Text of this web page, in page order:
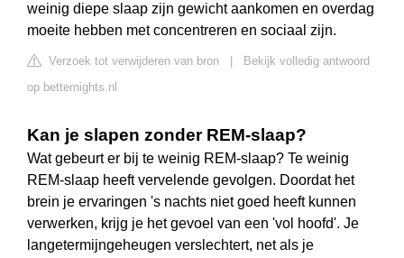
weinig diepe slaap zijn gewicht aankomen en overdag
moeite hebben met concentreren en sociaal zijn.
Verzoek tot verwijderen van bron
Bekijk volledig antwoord
op betternights.nl
Kan je slapen zonder REM-slaap?
Wat gebeurt er bij te weinig REM-slaap? Te weinig
REM-slaap heeft vervelende gevolgen. Doordat het
brein je ervaringen 's nachts niet goed heeft kunnen
verwerken, krijg je het gevoel van een 'vol hoofd'. Je
langetermijngeheugen verslechtert, net als je